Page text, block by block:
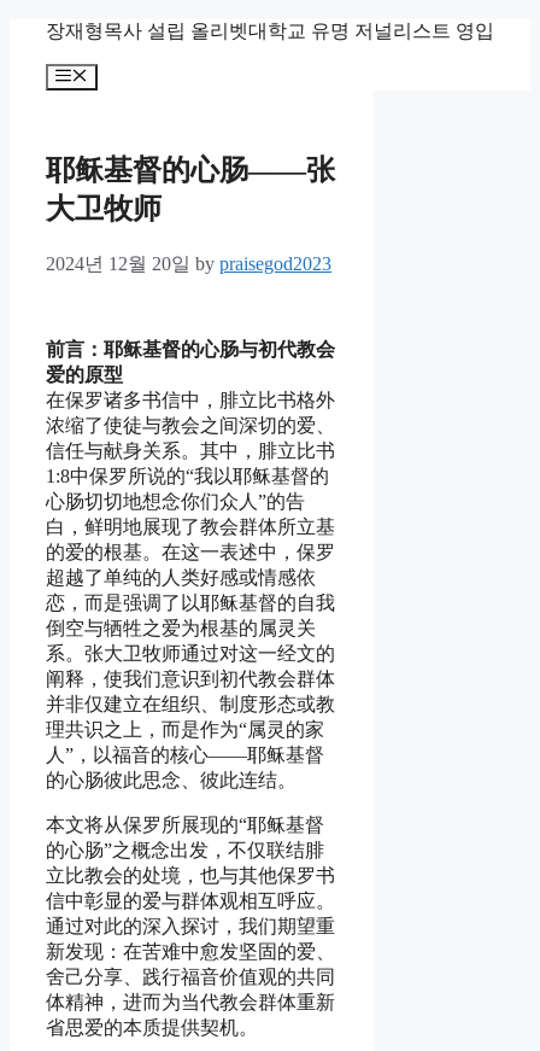
content
장재형목사 설립 올리벳대학교 유명 저널리스트 영입
Menu
耶稣基督的心肠——张
大卫牧师
2024년 12월 20일 by praisegod2023
前言：耶稣基督的心肠与初代教会
爱的原型
在保罗诸多书信中，腓立比书格外
浓缩了使徒与教会之间深切的爱、
信任与献身关系。其中，腓立比书
1:8中保罗所说的“我以耶稣基督的
心肠切切地想念你们众人”的告
白，鲜明地展现了教会群体所立基
的爱的根基。在这一表述中，保罗
超越了单纯的人类好感或情感依
恋，而是强调了以耶稣基督的自我
倒空与牺牲之爱为根基的属灵关
系。张大卫牧师通过对这一经文的
阐释，使我们意识到初代教会群体
并非仅建立在组织、制度形态或教
理共识之上，而是作为“属灵的家
人”，以福音的核心——耶稣基督
的心肠彼此思念、彼此连结。
本文将从保罗所展现的“耶稣基督
的心肠”之概念出发，不仅联结腓
立比教会的处境，也与其他保罗书
信中彰显的爱与群体观相互呼应。
通过对此的深入探讨，我们期望重
新发现：在苦难中愈发坚固的爱、
舍己分享、践行福音价值观的共同
体精神，进而为当代教会群体重新
省思爱的本质提供契机。